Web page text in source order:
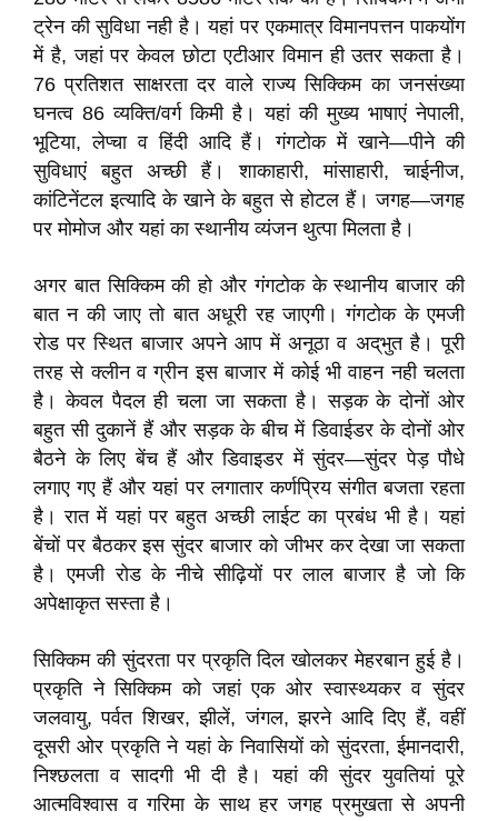
ट्रेन की सुविधा नही है। यहां पर एकमात्र विमानपत्तन पाकयोंग
में है, जहां पर केवल छोटा एटीआर विमान ही उतर सकता है।
76 प्रतिशत साक्षरता दर वाले राज्य सिक्किम का जनसंख्या
घनत्व 86 व्यक्ति/वर्ग किमी है। यहां की मुख्य भाषाएं नेपाली,
भूटिया, लेप्चा व हिंदी आदि हैं। गंगटोक में खाने—पीने की
सुविधाएं बहुत अच्छी हैं। शाकाहारी, मांसाहारी, चाईनीज,
कांटिनेंटल इत्यादि के खाने के बहुत से होटल हैं। जगह—जगह
पर मोमोज और यहां का स्थानीय व्यंजन थुत्पा मिलता है।
अगर बात सिक्किम की हो और गंगटोक के स्थानीय बाजार की
बात न की जाए तो बात अधूरी रह जाएगी। गंगटोक के एमजी
रोड पर स्थित बाजार अपने आप में अनूठा व अद्‌भुत है। पूरी
तरह से क्लीन व ग्रीन इस बाजार में कोई भी वाहन नही चलता
है। केवल पैदल ही चला जा सकता है। सड़क के दोनों ओर
बहुत सी दुकानें हैं और सड़क के बीच में डिवाईडर के दोनों ओर
बैठने के लिए बेंच हैं और डिवाइडर में सुंदर—सुंदर पेड़ पौधे
लगाए गए हैं और यहां पर लगातार कर्णप्रिय संगीत बजता रहता
है। रात में यहां पर बहुत अच्छी लाईट का प्रबंध भी है। यहां
बेंचों पर बैठकर इस सुंदर बाजार को जीभर कर देखा जा सकता
है। एमजी रोड के नीचे सीढ़ियों पर लाल बाजार है जो कि
अपेक्षाकृत सस्ता है।
सिक्किम की सुंदरता पर प्रकृति दिल खोलकर मेहरबान हुई है।
प्रकृति ने सिक्किम को जहां एक ओर स्वास्थ्यकर व सुंदर
जलवायु, पर्वत शिखर, झीलें, जंगल, झरने आदि दिए हैं, वहीं
दूसरी ओर प्रकृति ने यहां के निवासियों को सुंदरता, ईमानदारी,
निश्छलता व सादगी भी दी है। यहां की सुंदर युवतियां पूरे
आत्मविश्वास व गरिमा के साथ हर जगह प्रमुखता से अपनी